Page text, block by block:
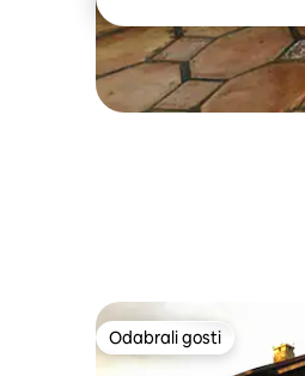
Odabrali gosti
Odabrali gosti